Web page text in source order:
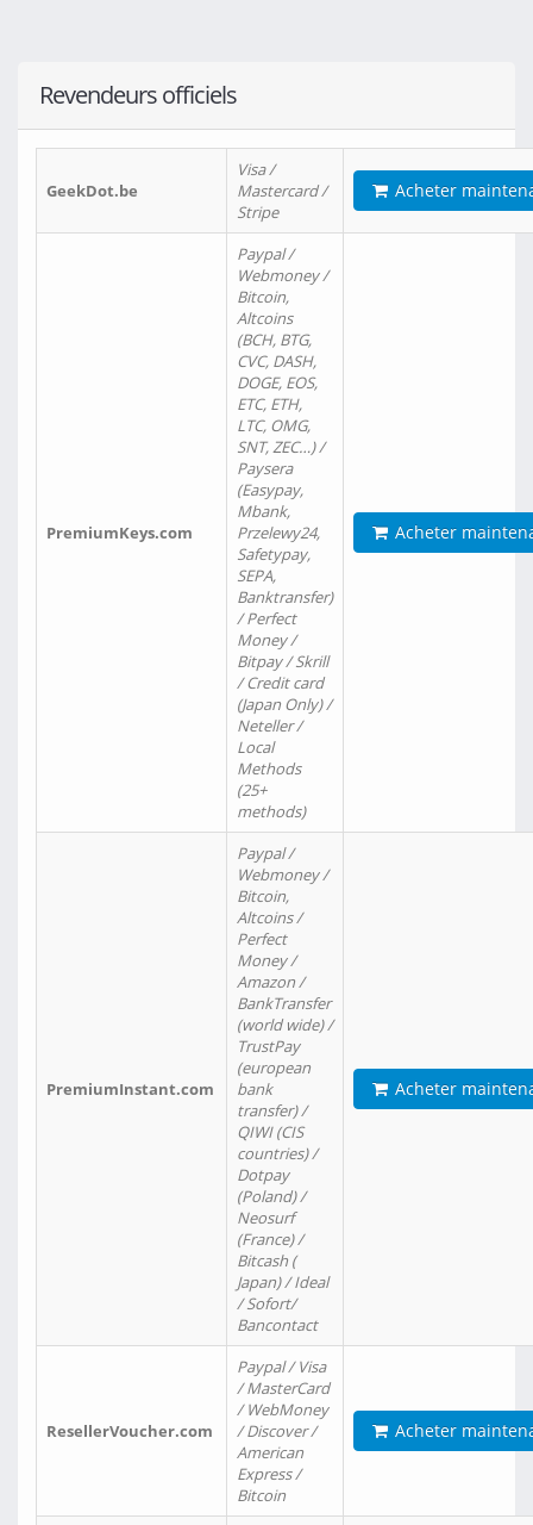
Revendeurs officiels
GeekDot.be
Visa /
Mastercard /
Stripe
Acheter
PremiumKeys.com
Paypal /
Webmoney /
Bitcoin,
Altcoins
(BCH, BTG,
CVC, DASH,
DOGE, EOS,
ETC, ETH,
LTC, OMG,
SNT, ZEC…) /
Paysera
(Easypay,
Mbank,
Przelewy24,
Safetypay,
SEPA,
Banktransfer)
/ Perfect
Money /
Bitpay / Skrill
/ Credit card
(Japan Only) /
Neteller /
Local
Methods
(25+
methods)
Acheter
PremiumInstant.com
Paypal /
Webmoney /
Bitcoin,
Altcoins /
Perfect
Money /
Amazon /
BankTransfer
(world wide) /
TrustPay
(european
bank
transfer) /
QIWI (CIS
countries) /
Dotpay
(Poland) /
Neosurf
(France) /
Bitcash (
Japan) / Ideal
/ Sofort/
Bancontact
Acheter
ResellerVoucher.com
Paypal / Visa
/ MasterCard
/ WebMoney
/ Discover /
American
Express /
Bitcoin
Acheter